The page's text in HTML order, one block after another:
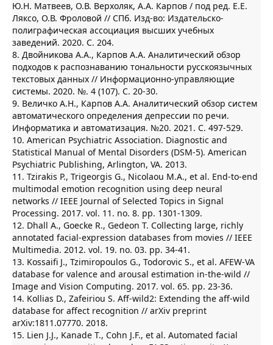
Ю.Н. Матвеев, О.В. Верхоляк, А.А. Карпов / под ред. Е.Е.
Ляксо, О.В. Фроловой // СПб. Изд-во: Издательско-
полиграфическая ассоциация высших учебных
заведений. 2020. C. 204.
8. Двойникова А.А., Карпов А.А. Аналитический обзор
подходов к распознаванию тональности русскоязычных
текстовых данных // Информационно-управляющие
системы. 2020. №. 4 (107). С. 20-30.
9. Величко А.Н., Карпов А.А. Аналитический обзор систем
автоматического определения депрессии по речи.
Информатика и автоматизация. №20. 2021. С. 497-529.
10. American Psychiatric Association. Diagnostic and
Statistical Manual of Mental Disorders (DSM-5). American
Psychiatric Publishing, Arlington, VA. 2013.
11. Tzirakis P., Trigeorgis G., Nicolaou M.A., et al. End-to-end
multimodal emotion recognition using deep neural
networks // IEEE Journal of Selected Topics in Signal
Processing. 2017. vol. 11. no. 8. pp. 1301-1309.
12. Dhall A., Goecke R., Gedeon T. Collecting large, richly
annotated facial-expression databases from movies // IEEE
Multimedia. 2012. vol. 19. no. 03. pp. 34-41.
13. Kossaifi J., Tzimiropoulos G., Todorovic S., et al. AFEW-VA
database for valence and arousal estimation in-the-wild //
Image and Vision Computing. 2017. vol. 65. pp. 23-36.
14. Kollias D., Zafeiriou S. Aff-wild2: Extending the aff-wild
database for affect recognition // arXiv preprint
arXiv:1811.07770. 2018.
15. Lien J.J., Kanade T., Cohn J.F., et al. Automated facial